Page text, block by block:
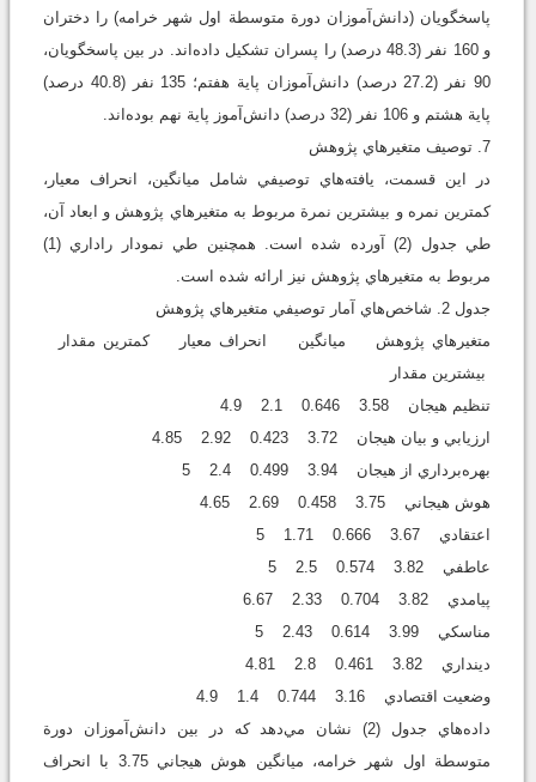
پاسخگويان (دانش‌آموزان دورة متوسطة اول شهر خرامه) را دختران
و 160 نفر (48.3 درصد) را پسران تشکيل داده‌اند. در بين پاسخگويان،
90 نفر (27.2 درصد) دانش‌آموزان پاية هفتم؛ 135 نفر (40.8 درصد)
پاية هشتم و 106 نفر (32 درصد) دانش‌آموز پاية نهم بوده‌اند.
7. توصيف متغيرهاي پژوهش
در اين قسمت، يافته‌هاي توصيفي شامل ميانگين، انحراف معيار،
کمترين نمره و بيشترين نمرة مربوط به متغيرهاي پژوهش و ابعاد آن،
طي جدول (2) آورده شده است. همچنين طي نمودار راداري (1)
مربوط به متغيرهاي پژوهش نيز ارائه شده است.
جدول 2. شاخص‌هاي آمار توصيفي متغيرهاي پژوهش
متغيرهاي پژوهش ميانگين انحراف معيار کمترين مقدار
بيشترين مقدار
تنظيم هيجان 3.58 0.646 2.1 4.9
ارزيابي و بيان هيجان 3.72 0.423 2.92 4.85
بهره‌برداري از هيجان 3.94 0.499 2.4 5
هوش هيجاني 3.75 0.458 2.69 4.65
اعتقادي 3.67 0.666 1.71 5
عاطفي 3.82 0.574 2.5 5
پيامدي 3.82 0.704 2.33 6.67
مناسکي 3.99 0.614 2.43 5
دينداري 3.82 0.461 2.8 4.81
وضعيت اقتصادي 3.16 0.744 1.4 4.9
داده‌هاي جدول (2) نشان مي‌دهد که در بين دانش‌آموزان دورة
متوسطة اول شهر خرامه، ميانگين هوش هيجاني 3.75 با انحراف